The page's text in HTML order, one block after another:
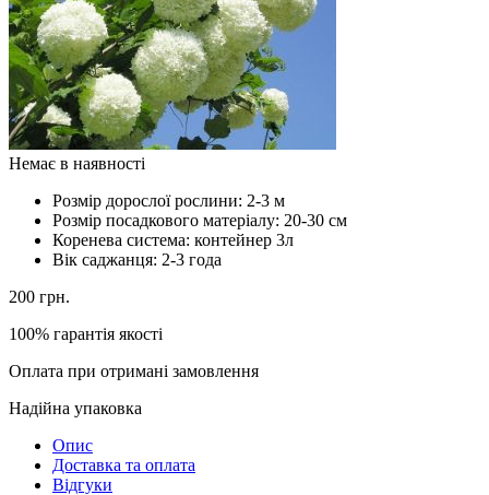
Немає в наявності
Розмір дорослої рослини: 2-3 м
Розмір посадкового матеріалу: 20-30 см
Коренева система: контейнер 3л
Вік саджанця: 2-3 года
200 грн.
100% гарантія якості
Оплата при отримані замовлення
Надійна упаковка
Опис
Доставка та оплата
Відгуки